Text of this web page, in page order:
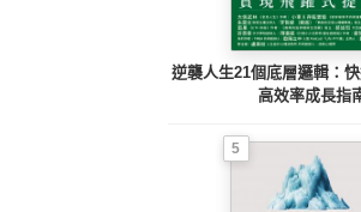
逆襲人生21個底層邏輯：
高效率成長指
5